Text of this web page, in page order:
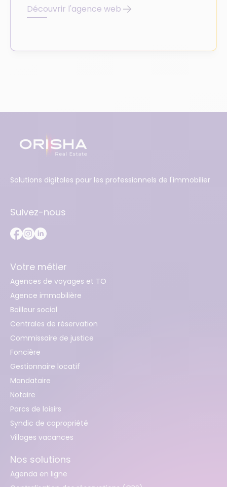
Découvrir l'agence web
Solutions digitales pour les professionnels de l'immobilier
Suivez-nous
Votre métier
Agences de voyages et TO
Agence immobilière
Bailleur social
Centrales de réservation
Commissaire de justice
Foncière
Gestionnaire locatif
Mandataire
Notaire
Parcs de loisirs
Syndic de copropriété
Villages vacances
Nos solutions
Agenda en ligne